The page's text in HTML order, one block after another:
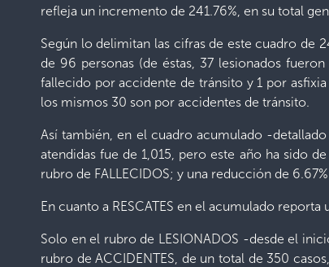
refleja un incremento de 241.76%, en su total
Según lo delimitan las cifras de este cuadro de
de 96 personas (de éstas, 37 lesionados
fallecido por accidente de tránsito y 1 por
los mismos 30 son por accidentes de tránsito.
Así también, en el cuadro acumulado -
atendidas fue de 1,015, pero este año ha sido
rubro de FALLECIDOS; y una reducción de
En cuanto a RESCATES en el acumulado
Solo en el rubro de LESIONADOS -desde el
rubro de ACCIDENTES, de un total de 350